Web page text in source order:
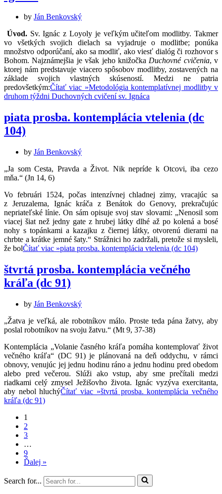
by Ján Benkovský
Úvod. Sv. Ignác z Loyoly je veľkým učiteľom modlitby. Takmer
vo všetkých svojich dielach sa vyjadruje o modlitbe; ponúka
množstvo odporúčaní, ako sa modliť, ako viesť dialóg či rozhovor s
Bohom. Najznámejšia je však jeho knižočkaDuchovné cvičenia, v
ktorej nám predstavuje viacero spôsobov modlitby, zostavených na
základe svojich vlastných skúseností. Medzi ne patria
predovšetkým:Čítať viac »Metodológia kontemplatívnej modlitby v
druhom týždni Duchovných cvičení sv. Ignáca
piata prosba. kontemplácia vtelenia (dc
104)
by Ján Benkovský
„Ja som Cesta, Pravda a Život. Nik nepríde k Otcovi, iba cezo
mňa.“ (Jn 14, 6)
Vo februári 1524, počas intenzívnej chladnej zimy, vracajúc sa
z Jeruzalema, Ignác kráča z Benátok do Genovy, prekračujúc
nepriateľské línie. On sám opisuje svoj stav slovami: „Nenosil som
viacej šiat než jedny gate z hrubej látky dlhé až po kolená a bosé
nohy s topánkami a kazajku z čiernej látky, otvorenú dierami na
chrbte a krátke jemné šaty.“ Strážnici ho zadržali, pretože si mysleli,
že bolČítať viac »piata prosba. kontemplácia vtelenia (dc 104)
štvrtá prosba. kontemplácia večného
kráľa (dc 91)
by Ján Benkovský
„Žatva je veľká, ale robotníkov málo. Proste teda pána žatvy, aby
poslal robotníkov na svoju žatvu.“ (Mt 9, 37-38)
Kontemplácia „Volanie časného kráľa pomáha kontemplovať život
večného kráľa“ (DC 91) je plánovaná na deň oddychu, v rámci
obnovy, venujúc jej jednu hodinu ráno a jednu hodinu pred obedom
alebo pred večerou. Slúži ako vstup, aby sme prečítali medzi
riadkami celý zmysel Ježišovho života. Ignác vyzýva exercitanta,
aby nebol hluchýČítať viac »štvrtá prosba. kontemplácia večného
kráľa (dc 91)
1
2
3
…
9
Ďalej »
Search for...